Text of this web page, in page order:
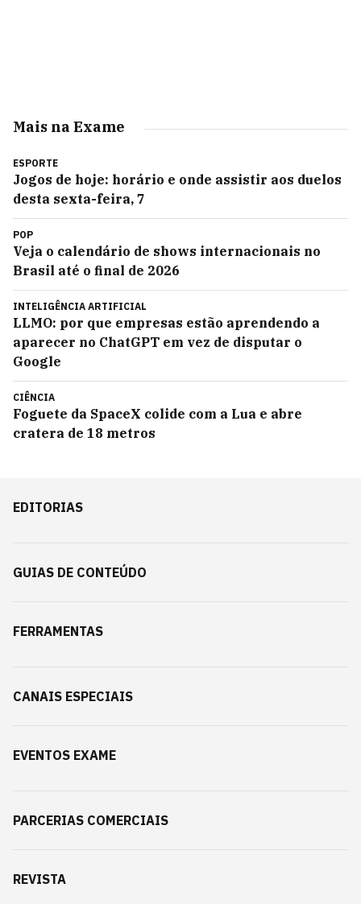
Mais na Exame
ESPORTE
Jogos de hoje: horário e onde assistir aos duelos
desta sexta-feira, 7
POP
Veja o calendário de shows internacionais no
Brasil até o final de 2026
INTELIGÊNCIA ARTIFICIAL
LLMO: por que empresas estão aprendendo a
aparecer no ChatGPT em vez de disputar o
Google
CIÊNCIA
Foguete da SpaceX colide com a Lua e abre
cratera de 18 metros
EDITORIAS
GUIAS DE CONTEÚDO
FERRAMENTAS
CANAIS ESPECIAIS
EVENTOS EXAME
PARCERIAS COMERCIAIS
REVISTA